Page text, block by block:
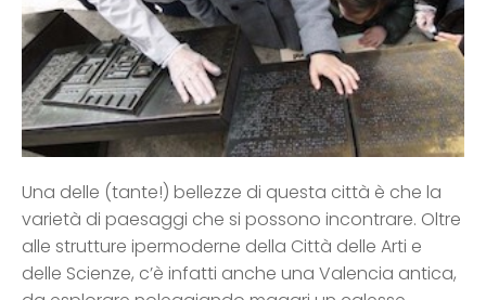
Una delle (tante!) bellezze di questa città è che la
varietà di paesaggi che si possono incontrare. Oltre
alle strutture ipermoderne della Città delle Arti e
delle Scienze, c’è infatti anche una Valencia antica,